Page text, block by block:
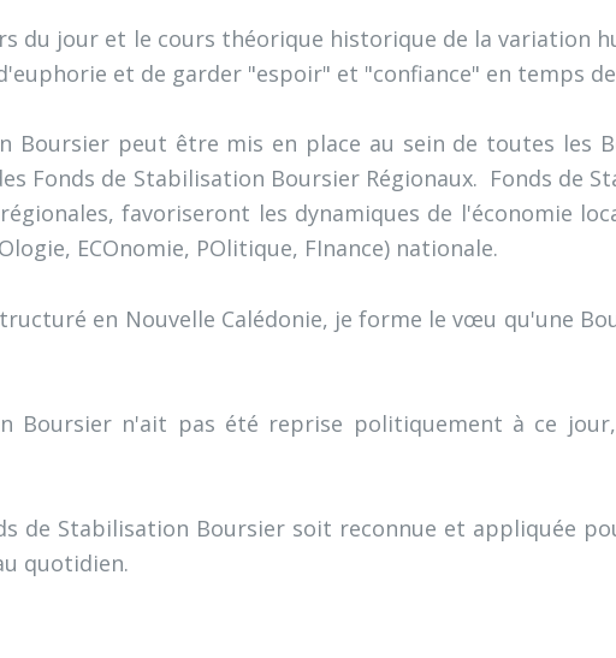
du jour et le cours théorique historique de la variation
et de garder "espoir" et "confiance" en temps
Boursier peut être mis en place au sein de toutes les
Fonds de Stabilisation Boursier Régionaux. Fonds de
favoriseront les dynamiques de l'économie
ECOnomie, POlitique, FInance) nationale.
en Nouvelle Calédonie, je forme le vœu qu'une
Boursier n'ait pas été reprise politiquement à ce
de Stabilisation Boursier soit reconnue et appliquée
quotidien.